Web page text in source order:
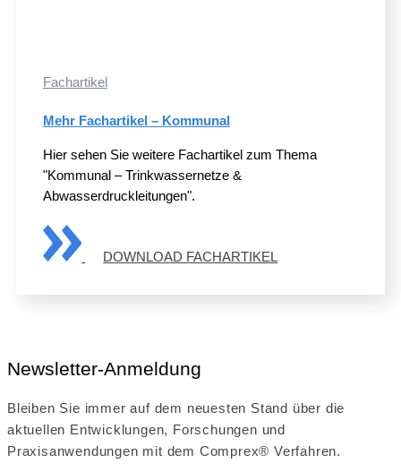
Fachartikel
Mehr Fachartikel – Kommunal
Hier sehen Sie weitere Fachartikel zum Thema
"Kommunal – Trinkwassernetze &
Abwasserdruckleitungen".
DOWNLOAD FACHARTIKEL
Newsletter-Anmeldung
Bleiben Sie immer auf dem neuesten Stand über die
aktuellen Entwicklungen, Forschungen und
Praxisanwendungen mit dem Comprex® Verfahren.